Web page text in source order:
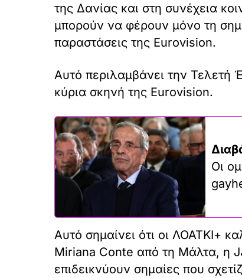
της Δανίας και στη συνέχεια
μπορούν να φέρουν μόνο τη
παραστάσεις της Eurovision.
Αυτό περιλαμβάνει την Τελετή
κύρια σκηνή της Eurovision.
Οι
Αυτό σημαίνει ότι οι ΛΟΑΤΚΙ+
Miriana Conte από τη Μάλτα, η
επιδεικνύουν σημαίες που